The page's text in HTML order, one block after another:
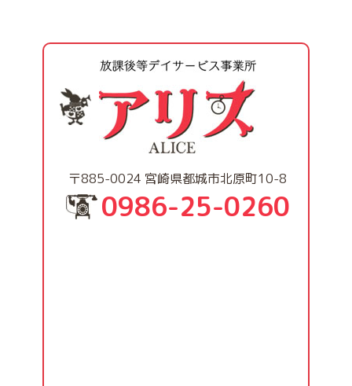
〒885-0024 宮崎県都城市北原町10-8
0986-25-0260